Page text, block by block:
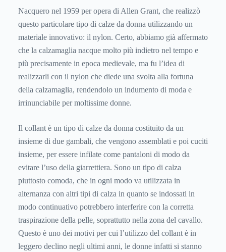
Nacquero nel 1959 per opera di Allen Grant, che realizzò
questo particolare tipo di calze da donna utilizzando un
materiale innovativo: il nylon. Certo, abbiamo già affermato
che la calzamaglia nacque molto più indietro nel tempo e
più precisamente in epoca medievale, ma fu l’idea di
realizzarli con il nylon che diede una svolta alla fortuna
della calzamaglia, rendendolo un indumento di moda e
irrinunciabile per moltissime donne.
Il collant è un tipo di calze da donna costituito da un
insieme di due gambali, che vengono assemblati e poi cuciti
insieme, per essere infilate come pantaloni di modo da
evitare l’uso della giarrettiera. Sono un tipo di calza
piuttosto comoda, che in ogni modo va utilizzata in
alternanza con altri tipi di calza in quanto se indossati in
modo continuativo potrebbero interferire con la corretta
traspirazione della pelle, soprattutto nella zona del cavallo.
Questo è uno dei motivi per cui l’utilizzo del collant è in
leggero declino negli ultimi anni, le donne infatti si stanno